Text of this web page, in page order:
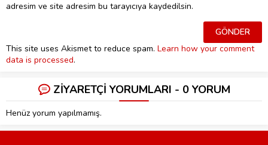
adresim ve site adresim bu tarayıcıya kaydedilsin.
This site uses Akismet to reduce spam. Learn how your comment
data is processed.
ZİYARETÇİ YORUMLARI - 0 YORUM
Henüz yorum yapılmamış.